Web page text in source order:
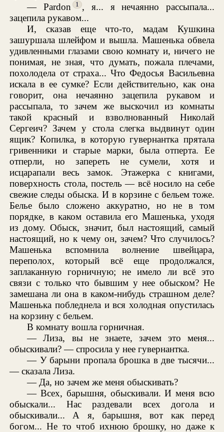
— Pardon
1 , я... я нечаянно рассыпала...
зацепила рукавом...
И, сказав еще что-то, мадам Кушкина
зашуршала шлейфом и вышла. Машенька обвела
удивленными глазами свою комнату и, ничего не
понимая, не зная, что думать, пожала плечами,
похолодела от страха... Что Федосья Васильевна
искала в ее сумке? Если действительно, как она
говорит, она нечаянно зацепила рукавом и
рассыпала, то зачем же выскочил из комнаты
такой красный и взволнованный Николай
Сергеич? Зачем у стола слегка выдвинут один
ящик? Копилка, в которую гувернантка прятала
гривенники и старые марки, была отперта. Ее
отперли, но запереть не сумели, хотя и
исцарапали весь замок. Этажерка с книгами,
поверхность стола, постель — всё носило на себе
свежие следы обыска. И в корзине с бельем тоже.
Белье было сложено аккуратно, но не в том
порядке, в каком оставила его Машенька, уходя
из дому. Обыск, значит, был настоящий, самый
настоящий, но к чему он, зачем? Что случилось?
Машенька вспомнила волнение швейцара,
переполох, который всё еще продолжался,
заплаканную горничную; не имело ли всё это
связи с только что бывшим у нее обыском? Не
замешана ли она в каком-нибудь страшном деле?
Машенька побледнела и вся холодная опустилась
на корзину с бельем.
В комнату вошла горничная.
— Лиза, вы не знаете, зачем это меня...
обыскивали? — спросила у нее гувернантка.
— У барыни пропала брошка в две тысячи...
— сказала Лиза.
— Да, но зачем же меня обыскивать?
— Всех, барышня, обыскивали. И меня всю
обыскали... Нас раздевали всех догола и
обыскивали... А я, барышня, вот как перед
богом... Не то чтоб ихнюю брошку, но даже к